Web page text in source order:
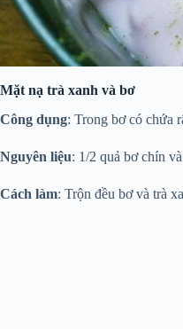
Mặt nạ trà xanh và bơ
Công dụng: Trong bơ có chứa
Nguyên liệu: 1/2 quả bơ chín
Cách làm: Trộn đều bơ và trà